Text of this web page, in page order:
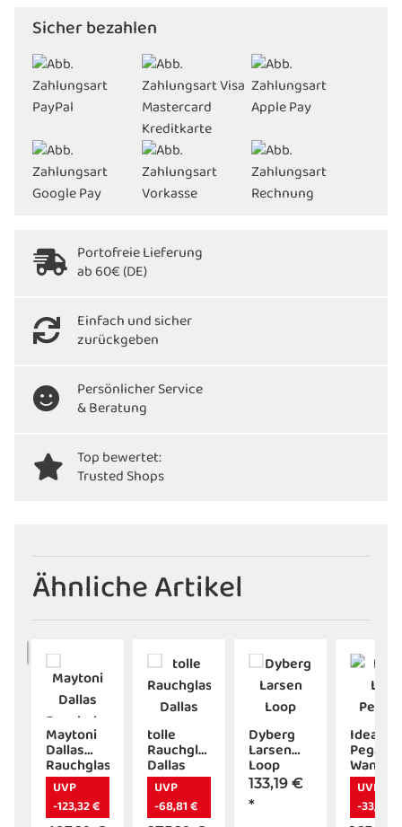
Sicher bezahlen
Portofreie Lieferung
ab 60€ (DE)
Einfach und sicher
zurückgeben
Persönlicher Service
& Beratung
Top bewertet:
Trusted Shops
Ähnliche Artikel
Maytoni
Dallas
Rauchglaspendelleuchte
UVP
-123,32 €
tolle
Rauchglasdeckenleuchte
Dallas
von
Maytoni
UVP
-68,81 €
Dyberg
Larsen
Loop
Pendelleuchte
D30
amber
133,19 €
*
Ideal
Pegaso
AP2
bianco
UVP
-33,00 €